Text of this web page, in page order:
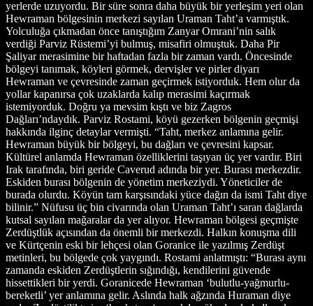
yerlerde uzuyordu. Bir süre sonra daha büyük bir yerleşim yeri olan
Hewraman bölgesinin merkezi sayılan Uraman Taht’a varmıştık.
Yolculuğa çıkmadan önce tanıştığım Zanyar Omrani’nin salık
verdiği Parviz Rüstemi’yi bulmuş, misafiri olmuştuk. Daha Pir
Şaliyar merasimine bir haftadan fazla bir zaman vardı. Öncesinde
bölgeyi tanımak, köyleri görmek, dervişler ve pirler diyarı
Hewraman ve çevresinde zaman geçirmek istiyorduk. Hem olur da
yollar kapanırsa çok uzaklarda kalıp merasimi kaçırmak
istemiyorduk. Doğru ya mevsim kıştı ve biz Zagros
Dağları’ndaydık. Parviz Rostami, köyü gezerken bölgenin geçmişi
hakkında ilginç detaylar vermişti. “Taht, merkez anlamına gelir.
Hewraman büyük bir bölgeyi, bu dağları ve çevresini kapsar.
Kültürel anlamda Hewraman özelliklerini taşıyan üç yer vardır. Biri
Irak tarafında, biri geride Caverud adında bir yer. Burası merkezdir.
Eskiden burası bölgenin de yönetim merkeziydi. Yöneticiler de
burada olurdu. Köyün tam karşısındaki yüce dağın da ismi Taht diye
bilinir.” Nüfusu üç bin civarında olan Uraman Taht’ı saran dağlarda
kutsal sayılan mağaralar da yer alıyor. Hewraman bölgesi geçmişte
Zerdüştlük açısından da önemli bir merkezdi. Halkın konuşma dili
ve Kürtçenin eski bir lehçesi olan Goranice ile yazılmış Zerdüşt
metinleri, bu bölgede çok yaygındı. Rostami anlatmıştı: “Burası aynı
zamanda eskiden Zerdüştlerin sığındığı, kendilerini güvende
hissettikleri bir yerdi. Goranicede Hewraman ‘bulutlu-yağmurlu-
bereketli’ yer anlamına gelir. Aslında halk ağzında Huraman diye